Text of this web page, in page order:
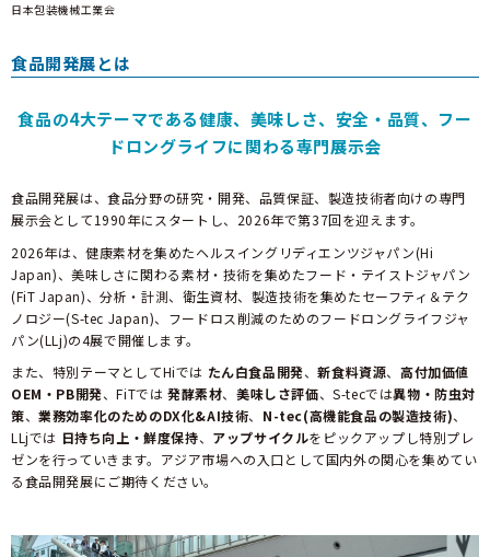
日本包装機械工業会
食品開発展とは
食品の4大テーマである健康、美味しさ、安全・品質、フー
ドロングライフに関わる専門展示会
食品開発展は、食品分野の研究・開発、品質保証、製造技術者向けの専門
展示会として1990年にスタートし、2026年で第37回を迎えます。
2026年は、健康素材を集めたヘルスイングリディエンツジャパン(Hi
Japan)、美味しさに関わる素材・技術を集めたフード・テイストジャパン
(FiT Japan)、分析・計測、衛生資材、製造技術を集めたセーフティ＆テク
ノロジー(S-tec Japan)、フードロス削減のためのフードロングライフジャ
パン(LLj)の4展で開催します。
また、特別テーマとしてHiでは たん白食品開発、新食料資源、高付加価値
OEM・PB開発、FiTでは発酵素材、美味しさ評価、S-tecでは異物・防虫対
策、業務効率化のためのDX化&AI技術、 N-tec(高機能食品の製造技術)、
LLjでは 日持ち向上・鮮度保持、 アップサイクルをピックアップし特別プレ
ゼンを行っていきます。アジア市場への入口として国内外の関心を集めてい
る食品開発展にご期待ください。